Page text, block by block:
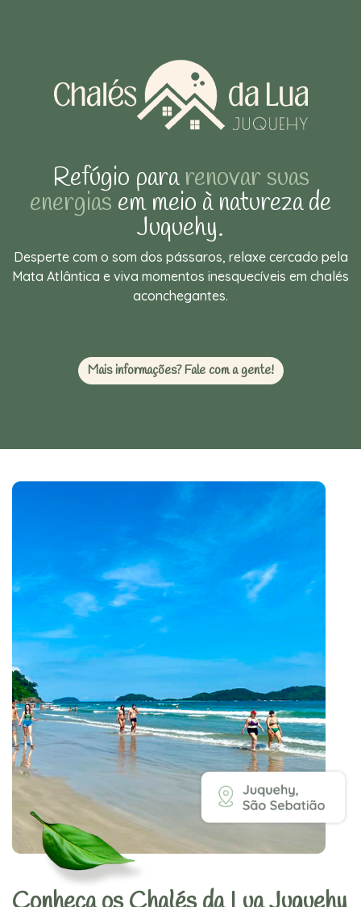
Refúgio pararenovar suas
energias em meio à natureza de
Juquehy.
Desperte com o som dos pássaros, relaxe cercado pela
Mata Atlântica e viva momentos inesquecíveis em chalés
aconchegantes.
Mais informações? Fale com a gente!